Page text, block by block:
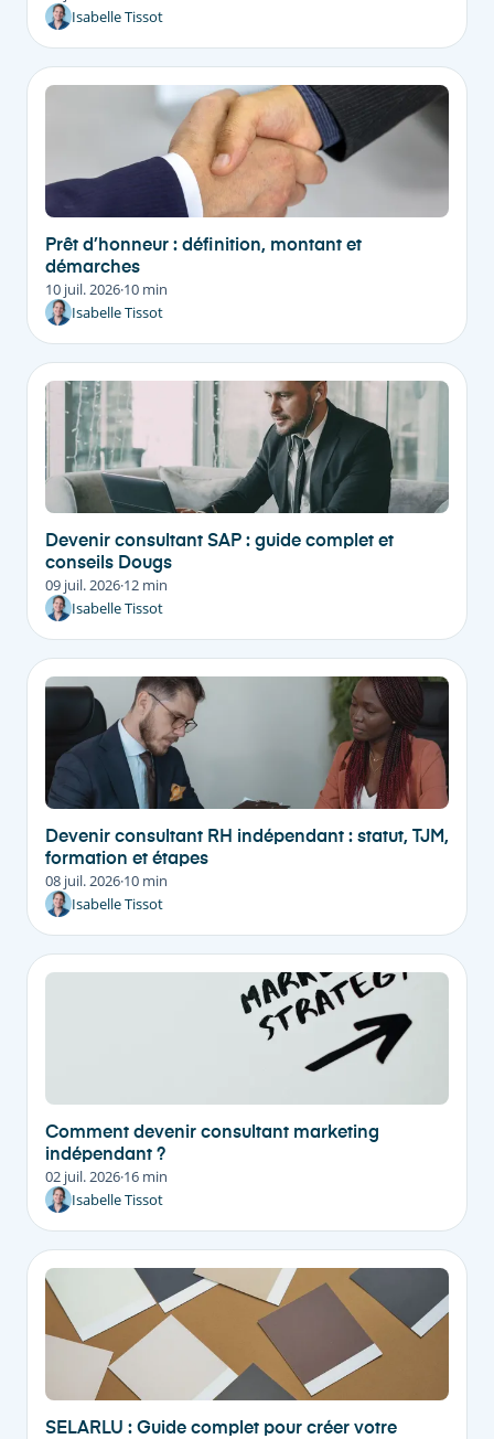
Isabelle Tissot
Prêt d’honneur : définition, montant et
démarches
10 juil. 2026·10 min
Isabelle Tissot
Devenir consultant SAP : guide complet et
conseils Dougs
09 juil. 2026·12 min
Isabelle Tissot
Devenir consultant RH indépendant : statut, TJM,
formation et étapes
08 juil. 2026·10 min
Isabelle Tissot
Comment devenir consultant marketing
indépendant ?
02 juil. 2026·16 min
Isabelle Tissot
SELARLU : Guide complet pour créer votre